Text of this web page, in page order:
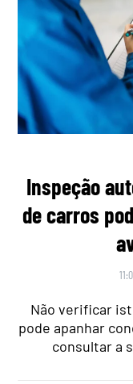
Inspeção
de carros
Não verificar
pode apanhar
consultar a